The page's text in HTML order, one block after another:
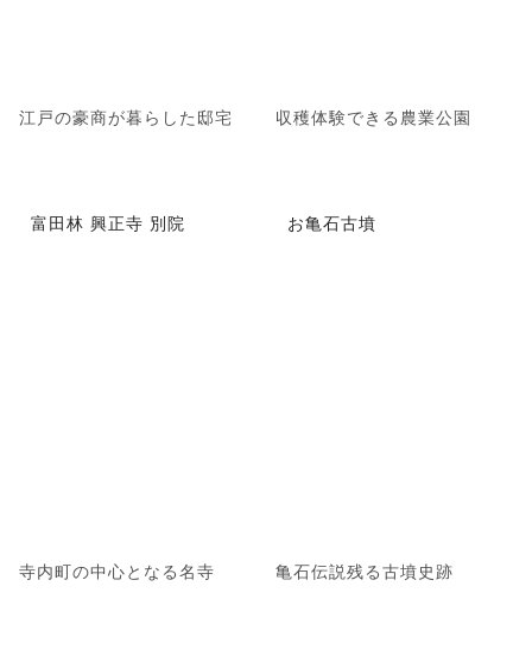
江戸の豪商が暮らした邸宅 収穫体験できる農業公園
富田林 興正寺 別院
寺内町の中心となる名寺
お亀石古墳
亀石伝説残る古墳史跡